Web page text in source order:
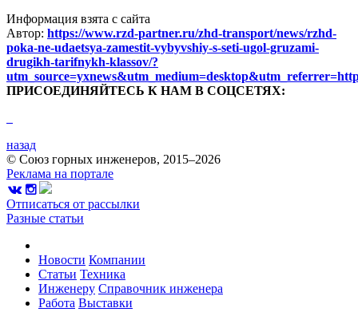
Информация взята с сайта
Автор: https://www.rzd-partner.ru/zhd-transport/news/rzhd-
poka-ne-udaetsya-zamestit-vybyvshiy-s-seti-ugol-gruzami-
drugikh-tarifnykh-klassov/?
ПРИСОЕДИНЯЙТЕСЬ К НАМ В СОЦСЕТЯХ:
назад
© Союз горных инженеров, 2015–2026
Реклама на портале
Отписаться от рассылки
Разные статьи
Новости Компании
Статьи Техника
Инженеру Справочник инженера
Работа Выставки